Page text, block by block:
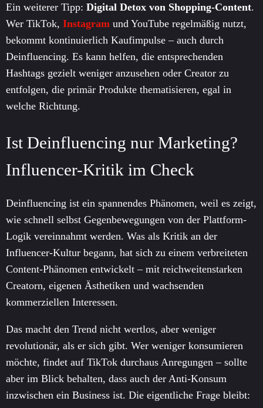
Ein weiterer Tipp: Digital Detox von Shopping-Content.
Wer TikTok, Instagram und YouTube regelmäßig nutzt,
bekommt kontinuierlich Kaufimpulse – auch durch
Deinfluencing. Es kann helfen, die entsprechenden
Hashtags gezielt weniger anzusehen oder Creator zu
entfolgen, die primär Produkte thematisieren, egal in
welche Richtung.
Ist Deinfluencing nur Marketing?
Influencer-Kritik im Check
Deinfluencing ist ein spannendes Phänomen, weil es zeigt,
wie schnell selbst Gegenbewegungen von der Plattform-
Logik vereinnahmt werden. Was als Kritik an der
Influencer-Kultur begann, hat sich zu einem verbreiteten
Content-Phänomen entwickelt – mit reichweitenstarken
Creatorn, eigenen Ästhetiken und wachsenden
kommerziellen Interessen.
Das macht den Trend nicht wertlos, aber weniger
revolutionär, als er sich gibt. Wer weniger konsumieren
möchte, findet auf TikTok durchaus Anregungen – sollte
aber im Blick behalten, dass auch der Anti-Konsum
inzwischen ein Business ist. Die eigentliche Frage bleibt: